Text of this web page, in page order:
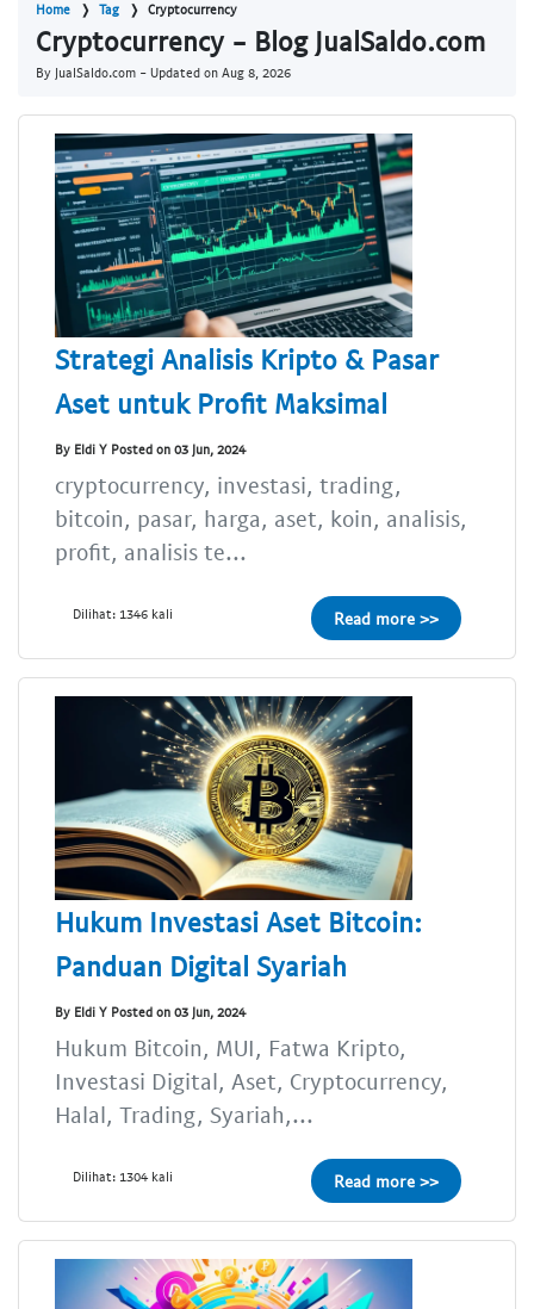
Home Tag Cryptocurrency
Cryptocurrency - Blog JualSaldo.com
By JualSaldo.com - Updated on Aug 8, 2026
Strategi Analisis Kripto & Pasar
Aset untuk Profit Maksimal
By Eldi Y Posted on 03 Jun, 2024
cryptocurrency, investasi, trading,
bitcoin, pasar, harga, aset, koin, analisis,
profit, analisis te...
Dilihat: 1346 kali Read more >>
Hukum Investasi Aset Bitcoin:
Panduan Digital Syariah
By Eldi Y Posted on 03 Jun, 2024
Hukum Bitcoin, MUI, Fatwa Kripto,
Investasi Digital, Aset, Cryptocurrency,
Halal, Trading, Syariah,...
Dilihat: 1304 kali Read more >>